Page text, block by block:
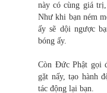
này có cùng giá
Như khi bạn ném
ấy sẽ dội ngược
bóng ấy.
Còn Đức Phật gọi
gặt nấy, tạo hành
tác động lại bạn.